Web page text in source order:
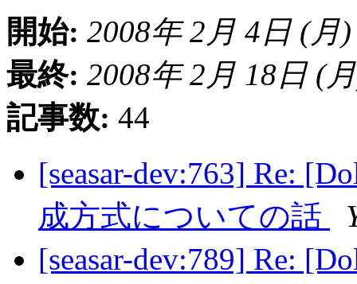
開始: 2008年 2月 4日 (月
最終: 2008年 2月 18日 (
記事数: 44
[seasar-dev:763] Re:
成方式についての話
[seasar-dev:789] Re: